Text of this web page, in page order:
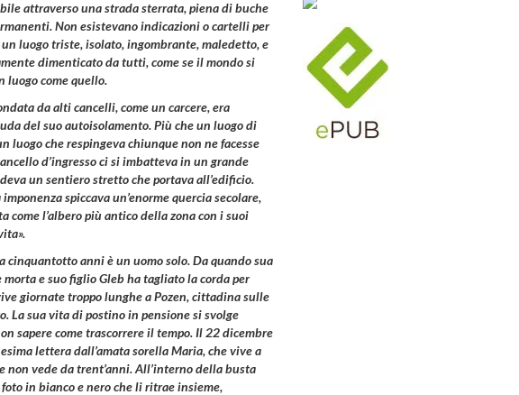
attraverso una strada sterrata, piena di buche
Non esistevano indicazioni o cartelli per
luogo triste, isolato, ingombrante, maledetto, e
dimenticato da tutti, come se il mondo si
luogo come quello.
da alti cancelli, come un carcere, era
del suo autoisolamento. Più che un luogo di
luogo che respingeva chiunque non ne facesse
d’ingresso ci si imbatteva in un grande
un sentiero stretto che portava all’edificio.
spiccava un’enorme quercia secolare,
come l’albero più antico della zona con i suoi
cinquantotto anni è un uomo solo. Da quando sua
morta e suo figlioGlebha tagliato la corda per
giornate troppo lunghe aPozen, cittadina sulle
La sua vita di postino in pensione si svolge
sapere come trascorrere il tempo. Il 22 dicembre
lettera dall’amata sorella Maria, che vive a
non vede da trent’anni. All’interno della busta
in bianco e nero che li ritrae insieme,